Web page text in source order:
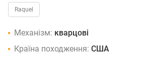
Raquel
Механізм: кварцові
Країна походження: США